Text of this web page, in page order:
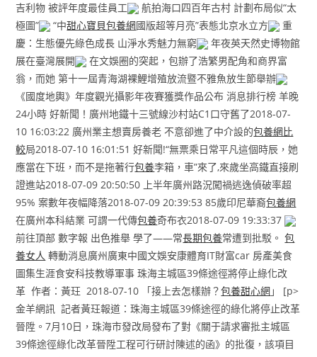
吉利物 被評年度最佳員工
航拍海口四百年古村 計劃布局似“太
極圖”
“中甜心寶貝包養網國版超等月亮”表態北京水立方
重
慶：生態優先綠色成長 山淨水秀魅力無窮
年夜英天然史博物館
展在臺灣展開
在文娛圈的突起，包辦了浩繁男配角和商界富
翁，而她 第十一屆青海湖裸鯉增殖放流暨不雅魚放生節舉辦
《國度地輿》年度觀光攝影年夜賽獲獎作品公布 消息排行榜 羊晚
24小時 好新聞！廣州地鐵十三號線沙村站C1口守舊了2018-07-
10 16:03:22 廣州業主想賣房養老 不意卻進了中介設的包養網比
較局2018-07-10 16:01:51 好新聞!“無票乘日常平凡這個時辰，她
應當在下班，而不是拖著行包養李箱，車”來了,來歲坐高鐵直接刷
證進站2018-07-09 20:50:50 上半年廣州路況闖禍逃逸偵破率超
95% 案數年夜幅降落2018-07-09 20:39:53 85歲印尼華裔包養網
在廣州本科結業 可謂一代傳包養奇布衣2018-07-09 19:33:37
前往頂部 數字報 出色推舉 學了——常長期包養常遭到批駁。包
養女人 轉動消息廣州廣東中國文娛安康體育IT財富car 房產美食
圖集生涯食安科技教導軍事 珠海主城區39條途徑將停止綠化改
革 作者：黃玨 2018-07-10 「接上去怎樣辦？包養甜心網」 [p>
金羊網訊 記者黃玨報道：珠海主城區39條途徑的綠化將停止改革
晉陞。7月10日，珠海市發改局發布了對《關于請求審批主城區
39條途徑綠化改革晉陞工程可行研討陳述的函》的批復，該項目